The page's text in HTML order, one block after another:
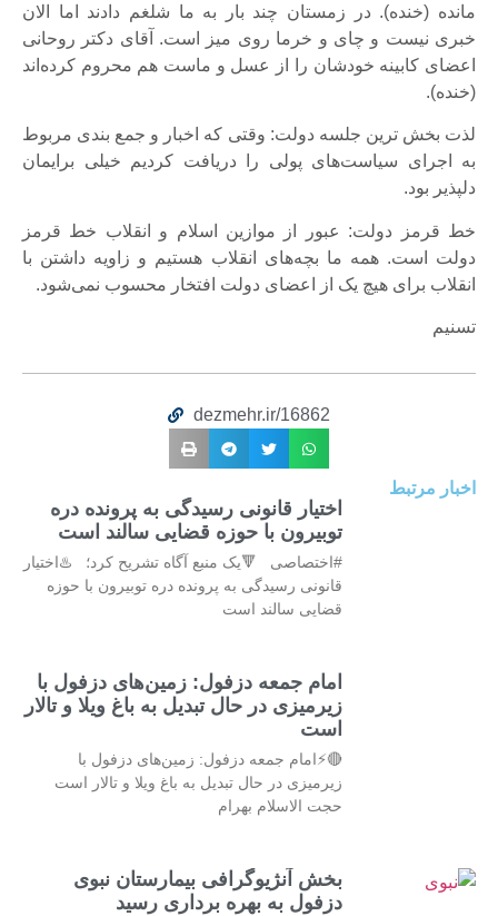
مانده (خنده). در زمستان چند بار به ما شلغم دادند اما الان
خبری نیست و چای و خرما روی میز است. آقای دکتر روحانی
اعضای کابینه خودشان را از عسل و ماست هم محروم کرده‌اند
(خنده).
لذت بخش ترین جلسه دولت: وقتی که اخبار و جمع بندی مربوط
به اجرای سیاست‌های پولی را دریافت کردیم خیلی برایمان
دلپذیر بود.
خط قرمز دولت: عبور از موازین اسلام و انقلاب خط قرمز
دولت است. همه ما بچه‌های انقلاب هستیم و زاویه داشتن با
انقلاب برای هیچ یک از اعضای دولت افتخار محسوب نمی‌شود.
تسنیم
dezmehr.ir/16862
اخبار مرتبط
اختیار قانونی رسیدگی به پرونده دره
توبیرون با حوزه قضایی سالند است
#اختصاصی 🔻یک منبع آگاه تشریح کرد؛ ♨️اختیار
قانونی رسیدگی به پرونده دره توبیرون با حوزه
قضایی سالند است
امام جمعه دزفول: زمین‌های دزفول با
زیرمیزی در حال تبدیل به باغ ویلا و تالار
است
🔴⚡امام جمعه دزفول: زمین‌های دزفول با
زیرمیزی در حال تبدیل به باغ ویلا و تالار است
حجت الاسلام بهرام
بخش آنژیوگرافی بیمارستان نبوی
دزفول به بهره برداری رسید